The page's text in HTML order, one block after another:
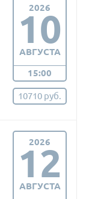
2026
10
АВГУСТА
15:00
10710 руб.
2026
12
АВГУСТА